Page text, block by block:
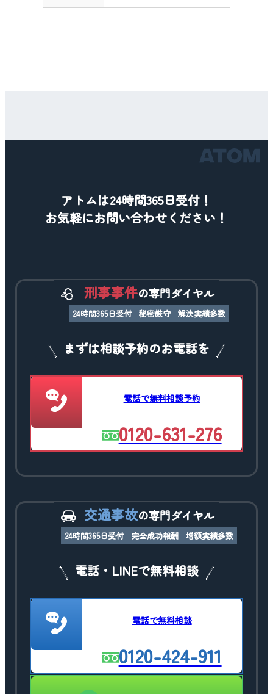
アトムは24時間365日受付！
お気軽にお問い合わせください！
刑事事件の専門ダイヤル
24時間365日受付 秘密厳守 解決実績多数
まずは相談予約のお電話を
電話で無料相談予約
0120-631-276
交通事故の専門ダイヤル
24時間365日受付 完全成功報酬 増額実績多数
電話・LINEで無料相談
電話で無料相談
0120-424-911